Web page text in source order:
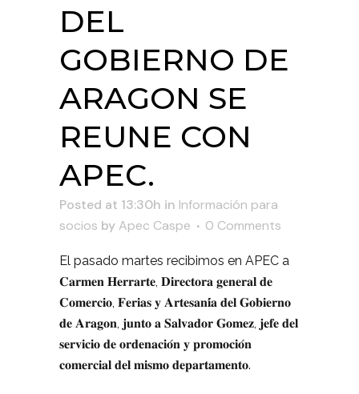
DEL
GOBIERNO DE
ARAGON SE
REUNE CON
APEC.
Posted at 13:30h in Información para
socios by Apec Caspe 0 Comments
El pasado martes recibimos en APEC a
𝐂𝐚𝐫𝐦𝐞𝐧 𝐇𝐞𝐫𝐫𝐚𝐫𝐭𝐞, 𝐃𝐢𝐫𝐞𝐜𝐭𝐨𝐫𝐚 𝐠𝐞𝐧𝐞𝐫𝐚𝐥 𝐝𝐞
𝐂𝐨𝐦𝐞𝐫𝐜𝐢𝐨, 𝐅𝐞𝐫𝐢𝐚𝐬 𝐲 𝐀𝐫𝐭𝐞𝐬𝐚𝐧𝐢́𝐚 𝐝𝐞𝐥 𝐆𝐨𝐛𝐢𝐞𝐫𝐧𝐨
𝐝𝐞 𝐀𝐫𝐚𝐠𝐨𝐧, 𝐣𝐮𝐧𝐭𝐨 𝐚 𝐒𝐚𝐥𝐯𝐚𝐝𝐨𝐫 𝐆𝐨𝐦𝐞𝐳, 𝐣𝐞𝐟𝐞 𝐝𝐞𝐥
𝐬𝐞𝐫𝐯𝐢𝐜𝐢𝐨 𝐝𝐞 𝐨𝐫𝐝𝐞𝐧𝐚𝐜𝐢𝐨́𝐧 𝐲 𝐩𝐫𝐨𝐦𝐨𝐜𝐢𝐨́𝐧
𝐜𝐨𝐦𝐞𝐫𝐜𝐢𝐚𝐥 𝐝𝐞𝐥 𝐦𝐢𝐬𝐦𝐨 𝐝𝐞𝐩𝐚𝐫𝐭𝐚𝐦𝐞𝐧𝐭𝐨.